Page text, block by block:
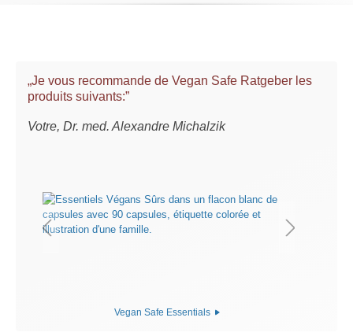
„Je vous recommande de Vegan Safe Ratgeber les
produits suivants:”
Votre, Dr. med. Alexandre Michalzik
Vegan Safe Essentials